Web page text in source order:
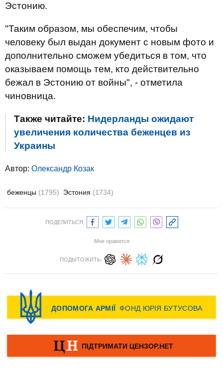
Эстонию.
"Таким образом, мы обеспечим, чтобы
человеку был выдан документ с новым фото и
дополнительно сможем убедиться в том, что
оказываем помощь тем, кто действительно
бежал в Эстонию от войны", - отметила
чиновница.
Также читайте: Нидерланды ожидают
увеличения количества беженцев из
Украины
Автор: Олександр Козак
беженцы (1795) Эстония (1734)
ПОДЕЛИТЬСЯ:
Мне нравится
ПОДЫТОЖИТЬ: